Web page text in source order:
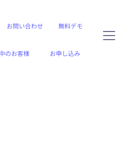
お問い合わせ 無料デモ
のお客様 お申し込み